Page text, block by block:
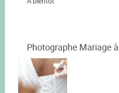
Photographe Mariage
0